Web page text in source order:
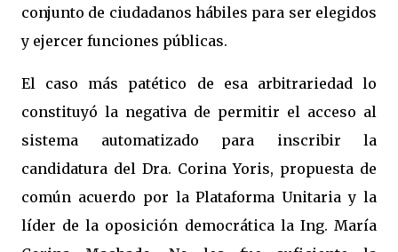
conjunto de ciudadanos hábiles para ser elegidos
y ejercer funciones públicas.
El caso más patético de esa arbitrariedad lo
constituyó la negativa de permitir el acceso al
sistema automatizado para inscribir la
candidatura del Dra. Corina Yoris, propuesta de
común acuerdo por la Plataforma Unitaria y la
líder de la oposición democrática la Ing. María